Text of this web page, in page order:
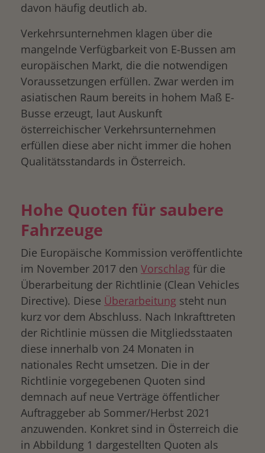
davon häufig deutlich ab.
Verkehrsunternehmen klagen über die
mangelnde Verfügbarkeit von E-Bussen am
europäischen Markt, die die notwendigen
Voraussetzungen erfüllen. Zwar werden im
asiatischen Raum bereits in hohem Maß E-
Busse erzeugt, laut Auskunft
österreichischer Verkehrsunternehmen
erfüllen diese aber nicht immer die hohen
Qualitätsstandards in Österreich.
Hohe Quoten für saubere
Fahrzeuge
Die Europäische Kommission veröffentlichte
im November 2017 den Vorschlag für die
Überarbeitung der Richtlinie (Clean Vehicles
Directive). Diese Überarbeitung steht nun
kurz vor dem Abschluss. Nach Inkrafttreten
der Richtlinie müssen die Mitgliedsstaaten
diese innerhalb von 24 Monaten in
nationales Recht umsetzen. Die in der
Richtlinie vorgegebenen Quoten sind
demnach auf neue Verträge öffentlicher
Auftraggeber ab Sommer/Herbst 2021
anzuwenden. Konkret sind in Österreich die
in Abbildung 1 dargestellten Quoten als